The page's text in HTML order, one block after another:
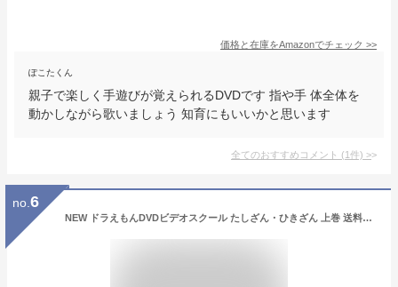
価格と在庫をAmazonでチェック >>
ぽこたくん
親子で楽しく手遊びが覚えられるDVDです 指や手 体全体を
動かしながら歌いましょう 知育にもいいかと思います
全てのおすすめコメント (1件) >
no. 6
NEW ドラえもんDVDビデオスクール たしざん・ひきざん 上巻 送料無料 ドラえもん 算数 歌 数 かず 足し算 引き算 言葉 形 知育 育脳 知育玩具 アニメ 子ども 子供 幼児 2歳半 3歳 4歳 5歳 6歳 幼稚園 保育園 自宅 学習 頭がよくなる 誕生日プレゼント